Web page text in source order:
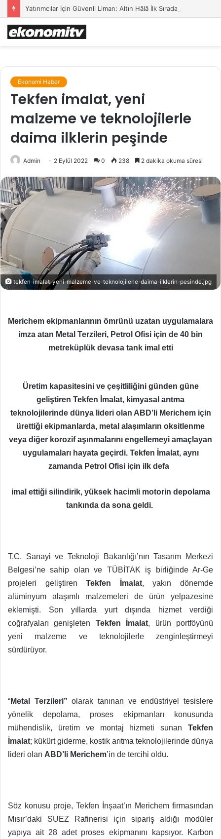
Yatırımcılar İçin Güvenli Liman: Altın Hâlâ İlk Sırada mı?
Ekonomi Haber
Tekfen imalat, yeni
malzeme ve teknolojilerle
daima ilklerin peşinde
Admin 2 Eylül 2022 0 238 2 dakika okuma süresi
tekfen-imalat-yeni-malzeme-ve-teknolojilerle-daima-ilklerin-pesinde.jpg
Merichem ekipmanlarının ömrünü uzatan uygulamalara
imza atan Metal Terzileri, Petrol Ofisi için de 40 bin
metreküplük devasa tank imal etti
Üretim kapasitesini ve çeşitliliğini günden güne
geliştiren Tekfen İmalat, kimyasal arıtma
teknolojilerinde dünya lideri olan ABD’li Merichem için
ürettiği ekipmanlarda, metal alaşımların oksitlenme
veya diğer korozif aşınmalarını engellemeyi amaçlayan
uygulamaları hayata geçirdi. Tekfen İmalat, aynı
zamanda Petrol Ofisi için ilk defa
imal ettiği silindirik, yüksek hacimli motorin depolama
tankında da sona geldi.
T.C. Sanayi ve Teknoloji Bakanlığı’nın Tasarım Merkezi
Belgesi’ne sahip olan ve TÜBİTAK iş birliğinde Ar-Ge
projeleri geliştirenTekfen İmalat, yakın dönemde
alüminyum alaşımlı malzemeleri de ürün yelpazesine
eklemişti. Son yıllarda yurt dışında hizmet verdiği
coğrafyaları genişleten Tekfen İmalat, ürün portföyünü
yeni malzeme ve teknolojilerle zenginleştirmeyi
sürdürüyor.
“Metal Terzileri” olarak tanınan ve endüstriyel tesislere
yönelik depolama, proses ekipmanları konusunda
mühendislik, üretim ve montaj hizmeti sunan Tekfen
İmalat; kükürt giderme, kostik arıtma teknolojilerinde dünya
lideri olan ABD’li Merichem’in de tercihi oldu.
Söz konusu proje, Tekfen İnşaat’ın Merichem firmasından
Mısır’daki SUEZ Rafinerisi için sipariş aldığı modüler
yapıya ait 28 adet proses ekipmanını kapsıyor. Karbon